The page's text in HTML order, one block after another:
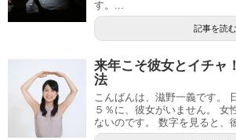
す。...
記事を読む
来年こそ彼女とイチャ
法
こんばんは、滋野一義です。
５％に、彼女がいません。 女
ないのです。 数字を見ると、